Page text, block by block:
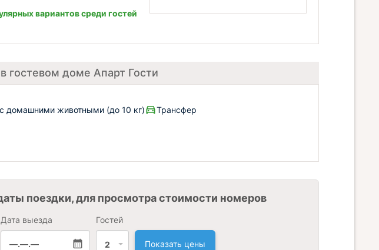
вариантов среди гостей
гостевом доме Апарт Гости
домашними животными (до 10 кг) Трансфер
поездки, для просмотра стоимости номеров
Дата выезда
—.—.—
Гостей
2 Показать цены